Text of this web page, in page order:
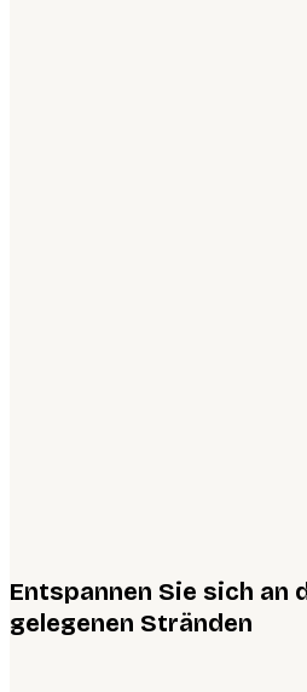
Entspannen Sie sich an
gelegenen Stränden